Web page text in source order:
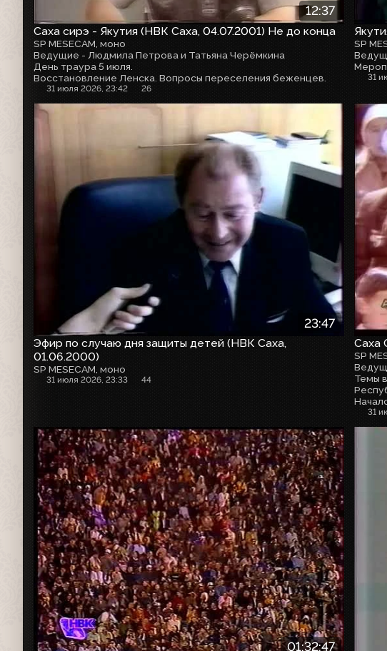
12:37
Саха сирэ - Якутия (НВК Саха, 04.07.2001) Не до конца
SP MESECAM, моно
Ведущие - Людмила Петрова и Татьяна Черёмкина
День траура 5 июля.
Восстановление Ленска. Вопросы переселения беженцев.
31 июля 2026, 23:42 26
SP
31
23:47
Эфир по случаю дня защиты детей (НВК Саха,
01.06.2000)
SP MESECAM, моно
31 июля 2026, 23:33 44
Саха
SP
Темы
31
01:32:47